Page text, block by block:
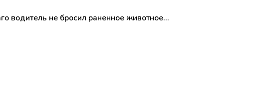
водитель не бросил раненное животное…